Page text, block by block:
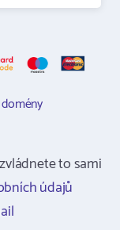
to sami
údajů